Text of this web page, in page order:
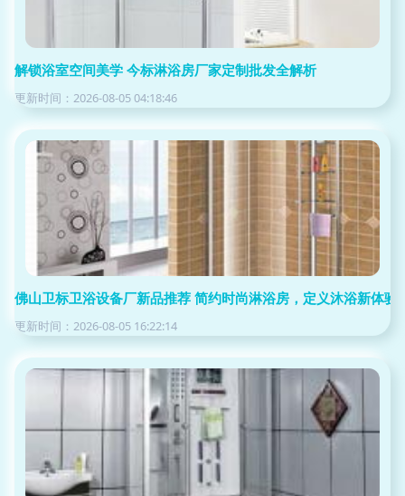
解锁浴室空间美学 今标淋浴房厂家定制批发全解析
更新时间：2026-08-05 04:18:46
佛山卫标卫浴设备厂新品推荐 简约时尚淋浴房，定义沐浴新体验
更新时间：2026-08-05 16:22:14